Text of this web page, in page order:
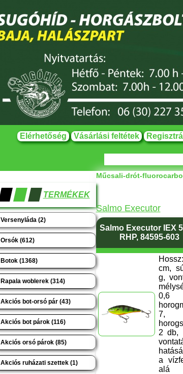
Elérhetőség Vásárlási feltétek
TERMÉKEK
Versenyláda (2)
Orsók (612)
Botok (1368)
Rapala woblerek (314)
Akciós bot-orsó pár (43)
Akciós bot párok (116)
Akciós orsó párok (85)
Akciós ruházati szettek (1)
Műcsali-drót-
Salmo Executor
Salmo Executor IEX
RHP, 84595-603
cm,
g,
0,6
7,
2 db,
a
alá